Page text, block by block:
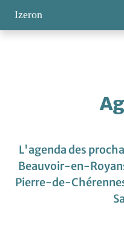
Izeron
L'agenda des
Beauvoir-en-
Pierre-de-